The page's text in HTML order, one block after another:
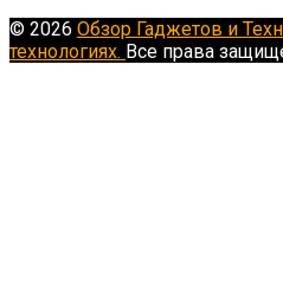
© 2026 Обзор Гаджетов и
технологиях. Все права